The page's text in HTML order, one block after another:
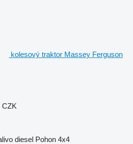
kolesový traktor Massey Ferguson
CZK
diesel Pohon 4x4